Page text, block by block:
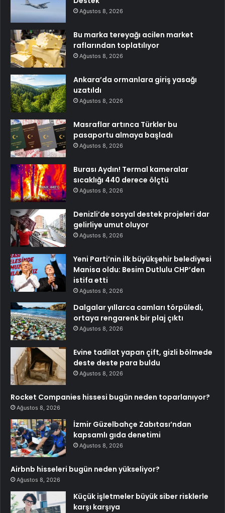
Ağustos 8, 2026
Bu marka tereyağı acilen market
raflarından toplatılıyor
Ağustos 8, 2026
Ankara’da ormanlara giriş yasağı
uzatıldı
Ağustos 8, 2026
Masraflar artınca Türkler bu
pasaportu almaya başladı
Ağustos 8, 2026
Burası Aydın! Termal kameralar
sıcaklığı 440 derece ölçtü
Ağustos 8, 2026
Denizli’de sosyal destek projeleri dar
gelirliye umut oluyor
Ağustos 8, 2026
Yeni Parti’nin ilk büyükşehir belediyesi
Manisa oldu: Besim Dutlulu CHP’den
istifa etti
Ağustos 8, 2026
Dalgalar yıllarca camları törpüledi,
ortaya rengarenk bir plaj çıktı
Ağustos 8, 2026
Evine tadilat yapan çift, gizli bölmede
deste deste para buldu
Ağustos 8, 2026
Rocket Companies hissesi bugün neden toparlanıyor?
Ağustos 8, 2026
İzmir Güzelbahçe Zabıtası’ndan
kapsamlı gıda denetimi
Ağustos 8, 2026
Airbnb hisseleri bugün neden yükseliyor?
Ağustos 8, 2026
Küçük işletmeler büyük siber risklerle
karşı karşıya